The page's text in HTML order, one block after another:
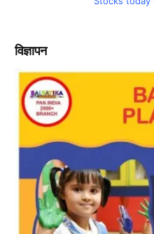
विज्ञापन